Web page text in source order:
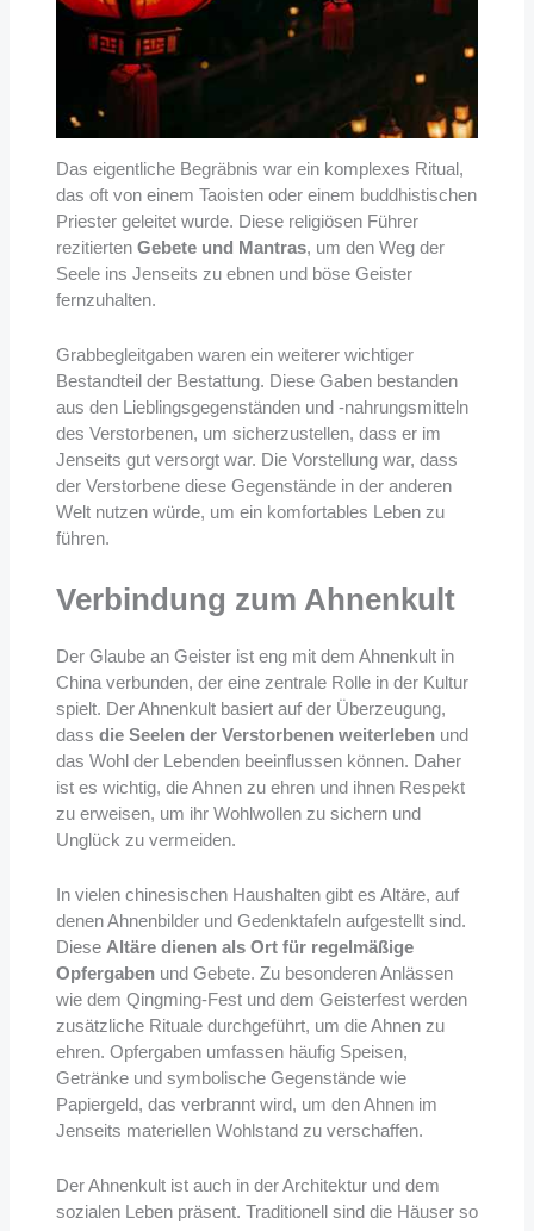
Das eigentliche Begräbnis war ein komplexes Ritual,
das oft von einem Taoisten oder einem buddhistischen
Priester geleitet wurde. Diese religiösen Führer
rezitierten Gebete und Mantras, um den Weg der
Seele ins Jenseits zu ebnen und böse Geister
fernzuhalten.
Grabbegleitgaben waren ein weiterer wichtiger
Bestandteil der Bestattung. Diese Gaben bestanden
aus den Lieblingsgegenständen und -nahrungsmitteln
des Verstorbenen, um sicherzustellen, dass er im
Jenseits gut versorgt war. Die Vorstellung war, dass
der Verstorbene diese Gegenstände in der anderen
Welt nutzen würde, um ein komfortables Leben zu
führen.
Verbindung zum Ahnenkult
Der Glaube an Geister ist eng mit dem Ahnenkult in
China verbunden, der eine zentrale Rolle in der Kultur
spielt. Der Ahnenkult basiert auf der Überzeugung,
dass die Seelen der Verstorbenen weiterlebenund
das Wohl der Lebenden beeinflussen können. Daher
ist es wichtig, die Ahnen zu ehren und ihnen Respekt
zu erweisen, um ihr Wohlwollen zu sichern und
Unglück zu vermeiden.
In vielen chinesischen Haushalten gibt es Altäre, auf
denen Ahnenbilder und Gedenktafeln aufgestellt sind.
Diese Altäre dienen als Ort für regelmäßige
Opfergabenund Gebete. Zu besonderen Anlässen
wie dem Qingming-Fest und dem Geisterfest werden
zusätzliche Rituale durchgeführt, um die Ahnen zu
ehren. Opfergaben umfassen häufig Speisen,
Getränke und symbolische Gegenstände wie
Papiergeld, das verbrannt wird, um den Ahnen im
Jenseits materiellen Wohlstand zu verschaffen.
Der Ahnenkult ist auch in der Architektur und dem
sozialen Leben präsent. Traditionell sind die Häuser so